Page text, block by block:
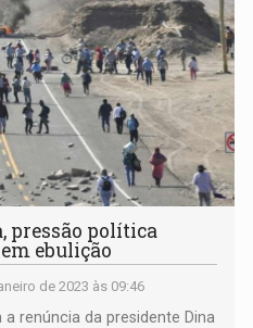
pressão política
ebulição
de 2023 às 09:46
renúncia da presidente Dina